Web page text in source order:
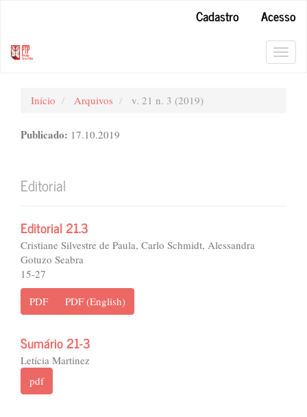
principal
Barra
Cadastro
Acesso
Início Arquivos v. 21 n. 3 (2019)
Publicado: 17.10.2019
Editorial
Editorial 21.3
Cristiane Silvestre de Paula, Carlo Schmidt, Alessandra
Gotuzo Seabra
15-27
PDF PDF (English)
Sumário 21-3
Letícia Martinez
pdf